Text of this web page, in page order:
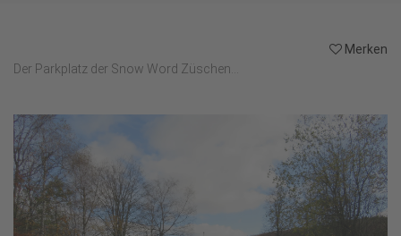
Merken
Der Parkplatz der Snow Word Züschen...